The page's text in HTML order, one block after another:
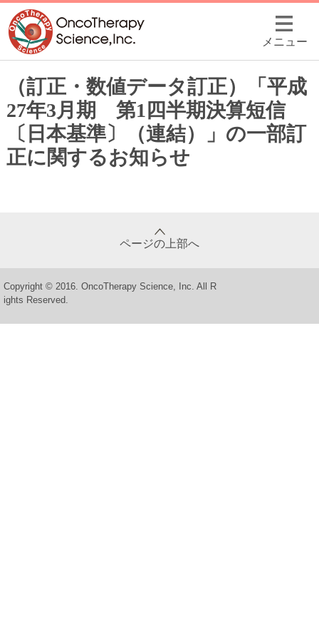
メニュー
（訂正・数値データ訂正）「平成
27年3月期 第1四半期決算短信
〔日本基準〕（連結）」の一部訂
正に関するお知らせ
ページの上部へ
Copyright © 2016. OncoTherapy Science, Inc. All R
ights Reserved.